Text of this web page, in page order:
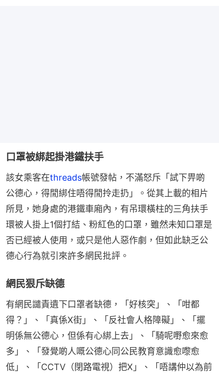
口罩被綁起掛港鐵扶手
該女乘客在threads帳號發帖，不滿怒斥「試下畀啲
公德心，得閒綁住唔得閒拎走扔」。從其上載的相片
所見，她身處的港鐵車廂內，有吊環橫柱的三角扶手
環被人掛上1個打結、粉紅色的口罩，雖然未知口罩是
否已經被人使用，或只是他人惡作劇，但如此缺乏公
德心行為就引來許多網民批評。
網民狠斥缺德
有網民譴責遺下口罩者缺德，「好核突」、「咁都
得？」、「真係X街」、「反社會人格障礙」、「擺
明係無公德心，但係有心綁上去」、「騎呢嘢愈來愈
多」、「發覺啲人嘅公德心同公民教育意識愈嚟愈
低」、「CCTV（閉路電視）把X」、「唔講仲以為前